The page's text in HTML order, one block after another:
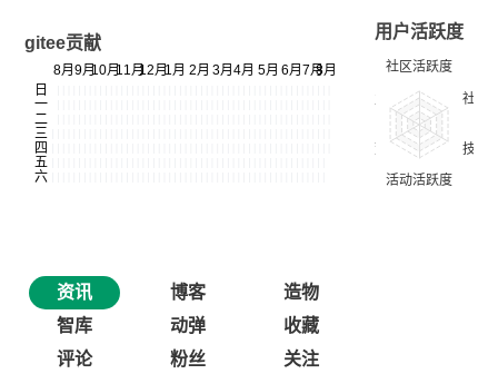
gitee贡献
用户活跃度
资讯 博客
造物
智库
动弹
收藏
评论
粉丝 关注